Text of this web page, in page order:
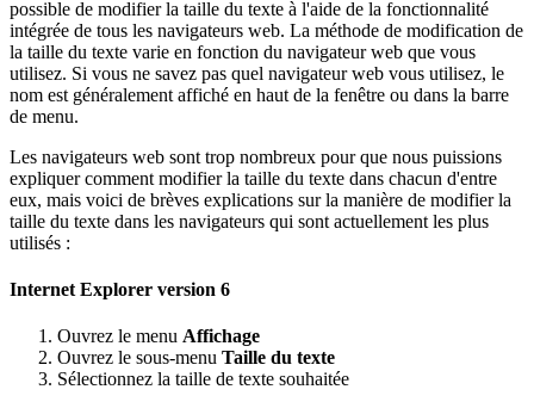
possible de modifier la taille du texte à l'aide de la fonctionnalité
intégrée de tous les navigateurs web. La méthode de modification de
la taille du texte varie en fonction du navigateur web que vous
utilisez. Si vous ne savez pas quel navigateur web vous utilisez, le
nom est généralement affiché en haut de la fenêtre ou dans la barre
de menu.
Les navigateurs web sont trop nombreux pour que nous puissions
expliquer comment modifier la taille du texte dans chacun d'entre
eux, mais voici de brèves explications sur la manière de modifier la
taille du texte dans les navigateurs qui sont actuellement les plus
utilisés :
Internet Explorer version 6
Ouvrez le menu Affichage
Ouvrez le sous-menu Taille du texte
Sélectionnez la taille de texte souhaitée